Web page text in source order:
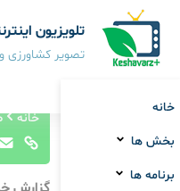
تلویزیون
تصویر کشاورزی
خانه
بخش ها
برنامه ها
خانه